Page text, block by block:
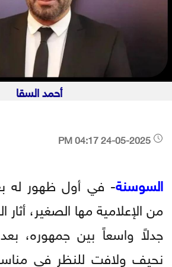
أحمد السقا
السوسنة- في أول ظهور له
من الإعلامية مها الصغير، أثار
جدلاً واسعاً بين جمهوره،
نحيف ولافت للنظر في